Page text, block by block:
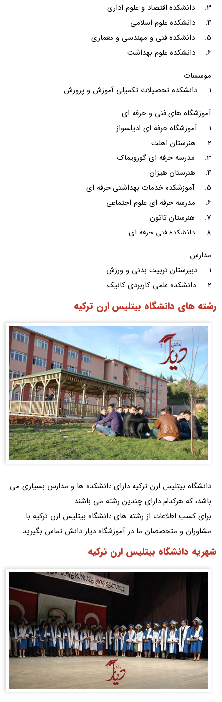
3. دانشکده اقتصاد و علوم اداری
4. دانشکده علوم اسلامی
5. دانشکده فنی و مهندسی و معماری
6. دانشکده علوم بهداشت
موسسات
1. دانشکده تحصیلات تکمیلی آموزش و پرورش
آموزشگاه های فنی و حرفه ای
1. آموزشگاه حرفه ای ادیلسواز
2. هنرستان اهلت
3. مدرسه حرفه ای گورویماک
4. هنرستان هیزان
5. آموزشکده خدمات بهداشتی حرفه ای
6. مدرسه حرفه ای علوم اجتماعی
7. هنرستان تاتون
8. دانشکده فنی حرفه ای
مدارس
1. دبیرستان تربیت بدنی و ورزش
2. دانشکده علمی کاربردی کانیک
رشته های دانشگاه بیتلیس ارن ترکیه
دانشگاه بیتلیس ارن ترکیه دارای دانشکده ها و مدارس بسیاری می
باشد، که هرکدام دارای چندین رشته می باشند.
برای کسب اطلاعات از رشته های دانشگاه بیتلیس ارن ترکیه با
مشاوران و متخصصان ما در آموزشگاه دیار دانش تماس بگیرید.
شهریه دانشگاه بیتلیس ارن ترکیه